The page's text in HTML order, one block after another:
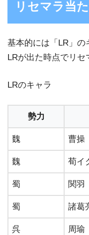
リセマラ当
基本的には「LR」
LRが出た時点でリセ
LRのキャラ
勢力
魏 曹操
魏 荀イ
蜀 関羽
蜀 諸葛
呉 周瑜